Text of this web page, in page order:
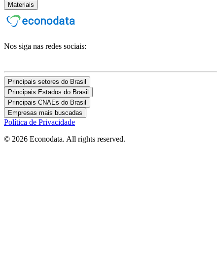
Materiais
Nos siga nas redes sociais:
Principais setores do Brasil
Principais Estados do Brasil
Principais CNAEs do Brasil
Empresas mais buscadas
Política de Privacidade
© 2026 Econodata. All rights reserved.